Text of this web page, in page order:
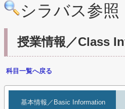
シラバス参照
授業情報／Class
科目一覧へ戻る
基本情報／Basic Information